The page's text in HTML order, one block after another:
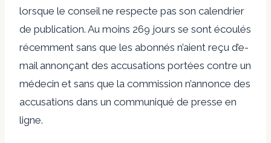
lorsque le conseil ne respecte pas son calendrier
de publication. Au moins 269 jours se sont écoulés
récemment sans que les abonnés n’aient reçu d’e-
mail annonçant des accusations portées contre un
médecin et sans que la commission n’annonce des
accusations dans un communiqué de presse en
ligne.